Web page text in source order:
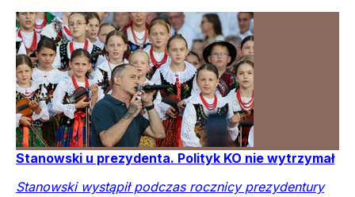
Stanowski u prezydenta. Polityk KO nie wytrzymał
Stanowski wystąpił podczas rocznicy prezydentury